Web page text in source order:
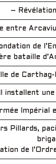
–
entre
de
bataille
de Carthag-
installent
Impérial
Pillards,
de